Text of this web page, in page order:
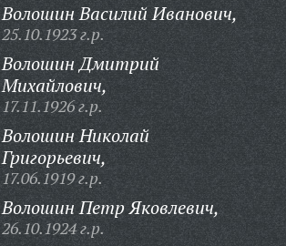
Волошин Василий Иванович,
25.10.1923 г.р.
Волошин Дмитрий
Михайлович,
17.11.1926 г.р.
Волошин Николай
Григорьевич,
17.06.1919 г.р.
Волошин Петр Яковлевич,
26.10.1924 г.р.